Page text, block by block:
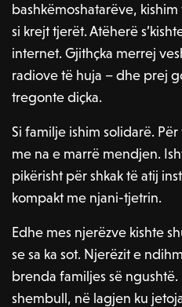
bashkëmoshatarëve,
si krejt tjerët. Atëherë
internet. Gjithçka merrej
radiove të huja – dhe prej
tregonte diçka.
Si familje ishim solidarë.
me na e marrë mendjen.
pikërisht për shkak të atij
kompakt me njani-tjetrin.
Edhe mes njerëzve kishte
se sa ka sot. Njerëzit e
brenda familjes së
shembull, në lagjen ku